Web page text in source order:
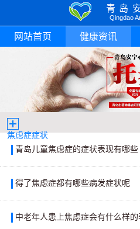
青岛
Qingdao
网站首页 健康资讯
焦虑症症状
青岛儿童焦虑症的症状表现有哪些
得了焦虑症都有哪些病发症状呢
中老年人患上焦虑症会有什么样的